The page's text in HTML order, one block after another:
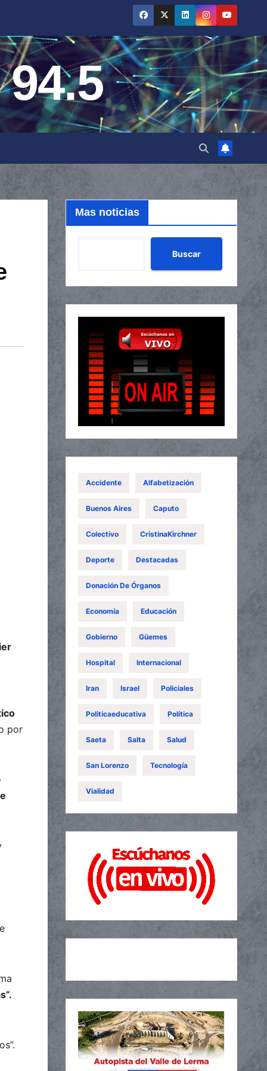
por
Mas noticias
Buscar
Accidente Alfabetización
Buenos Aires Caputo
Colectivo CristinaKirchner
Deporte Destacadas
Donación De Órganos
Economía Educación
Gobierno Güemes
Hospital Internacional
Iran Israel Policiales
Politicaeducativa Política
Saeta Salta Salud
San Lorenzo Tecnología
Vialidad